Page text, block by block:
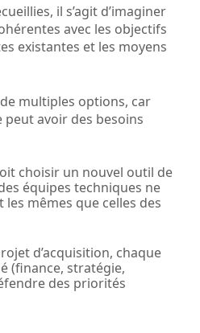
il s’agit d’imaginer
avec les objectifs
existantes et les moyens
multiples options, car
avoir des besoins
choisir un nouvel outil de
équipes techniques ne
mêmes que celles des
d’acquisition, chaque
(finance, stratégie,
des priorités